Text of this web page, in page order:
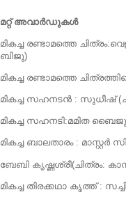
മറ്റ് അവാര്‍ഡുകള്‍
മികച്ച രണ്ടാമത്തെ
ബിജു)
മികച്ച രണ്ടാമത്തെ
മികച്ച സഹനടന്‍ : സുധീഷ്
മികച്ച സഹനടി:മമിത
മികച്ച ബാലതാരം : മാസ്റ്റര്‍
ബേബി കൃഷ്ണശ്രീ(ചിത്രം:
മികച്ച തിരക്കഥാ കൃത്ത് :